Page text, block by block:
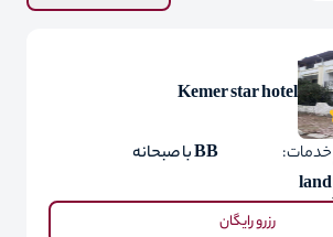
Kemer star hotel
خدمات:
BB با صبحانه
land
رزرو رایگان